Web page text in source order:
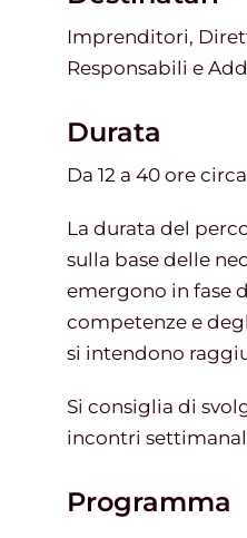
Imprenditori,
Responsabili e
Durata
Da 12 a 40 ore
La durata del
sulla base delle
emergono in fase
competenze e
si intendono
Si consiglia di
incontri
Programma